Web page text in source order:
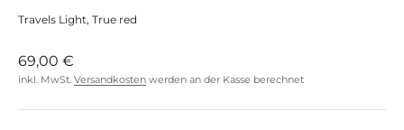
Travels Light, True red
Angebot
69,00 €
inkl. MwSt. Versandkosten werden an der Kasse berechnet